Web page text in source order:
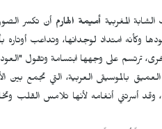
المغربية أميمة الهارم أن تكسر
امتداد لوجدانها، وتداعب أوتاره
على وجهها ابتسامة وتقول "العود
بالموسيقى العربية، التي تجمع بين
وقد أسرتني أنغامه لأنها تلامس القلب